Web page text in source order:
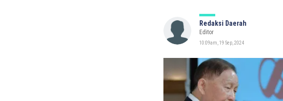
Redaksi Daerah
Editor
10:09am, 19 Sep, 2024